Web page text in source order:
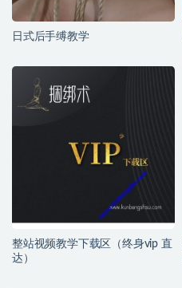
日式后手缚教学
整站视频教学下载区（终身vip 直
达）